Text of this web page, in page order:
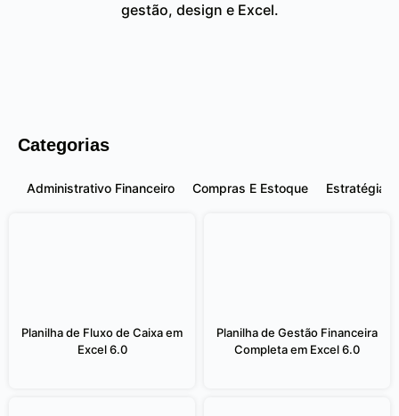
gestão, design e Excel.
Categorias
Administrativo Financeiro Compras E Estoque Estratégia
Planilha de Fluxo de Caixa em
Excel 6.0
Planilha de Gestão Financeira
Completa em Excel 6.0